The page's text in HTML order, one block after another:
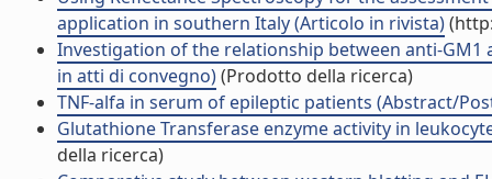
application in southern Italy (Articolo in rivista)
Investigation of the relationship between anti-
in atti di convegno)(Prodotto della ricerca)
TNF-alfa in serum of epileptic patients (Abstract/
Glutathione Transferase enzyme activity in
della ricerca)